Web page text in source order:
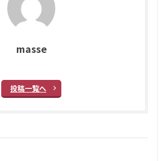
masse
投稿一覧へ